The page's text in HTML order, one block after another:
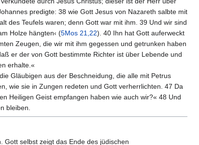
predigte: 38 wie Gott Jesus von Nazareth salbte mit
des Teufels waren; denn Gott war mit ihm. 39 Und wir sind
Holze hängten‹ (5Mos 21,22). 40 Ihn hat Gott auferweckt
Zeugen, die wir mit ihm gegessen und getrunken haben
er der von Gott bestimmte Richter ist über Lebende und
erhalte.«
Gläubigen aus der Beschneidung, die alle mit Petrus
wie sie in Zungen redeten und Gott verherrlichten. 47 Da
Heiligen Geist empfangen haben wie auch wir?« 48 Und
bleiben.
Gott selbst zeigt das Ende des jüdischen